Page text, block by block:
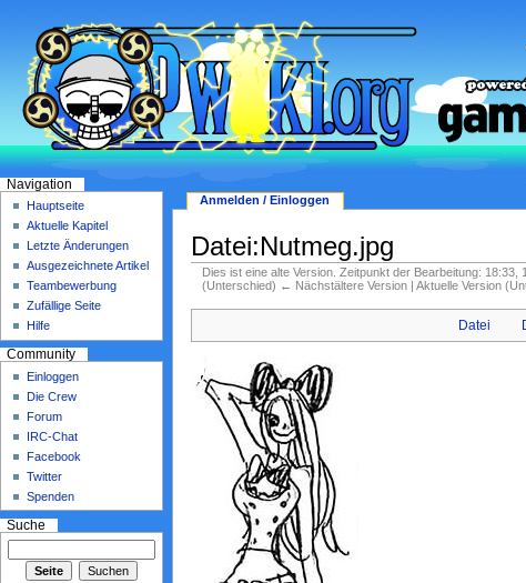
Datei:Nutmeg.jpg
Dies ist eine alte Version. Zeitpunkt der Bearbeitung: 18:33,
(Unterschied) ← Nächstältere Version | Aktuelle Version
Datei
Anmelden / Einloggen
Navigation
Hauptseite
Aktuelle Kapitel
Letzte Änderungen
Ausgezeichnete Artikel
Teambewerbung
Zufällige Seite
Hilfe
Community
Einloggen
Die Crew
Forum
IRC-Chat
Facebook
Twitter
Spenden
Suche